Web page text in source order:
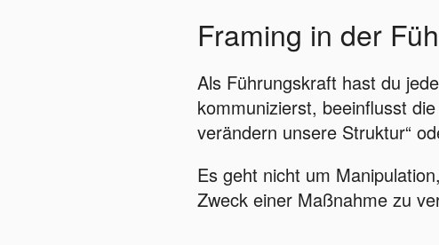
Framing in der
Als Führungskraft hast du
kommunizierst, beeinflusst
verändern unsere Struktur“
Es geht nicht um
Zweck einer Maßnahme zu